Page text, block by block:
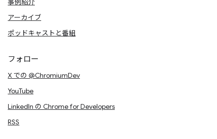
事例紹介
アーカイブ
ポッドキャストと番組
フォロー
X での @ChromiumDev
YouTube
LinkedIn の Chrome for Developers
RSS